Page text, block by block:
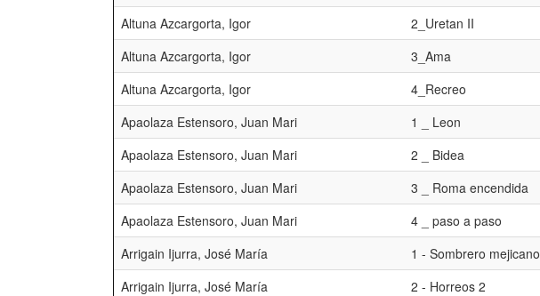
Altuna Azcargorta, Igor
2_Uretan II
Altuna Azcargorta, Igor
3_Ama
Altuna Azcargorta, Igor
4_Recreo
Apaolaza Estensoro, Juan Mari
1 _ Leon
Apaolaza Estensoro, Juan Mari
2 _ Bidea
Apaolaza Estensoro, Juan Mari
3 _ Roma encendida
Apaolaza Estensoro, Juan Mari
4 _ paso a paso
Arrigain Ijurra, José María
1 - Sombrero mejicano
Arrigain Ijurra, José María
2 - Horreos 2